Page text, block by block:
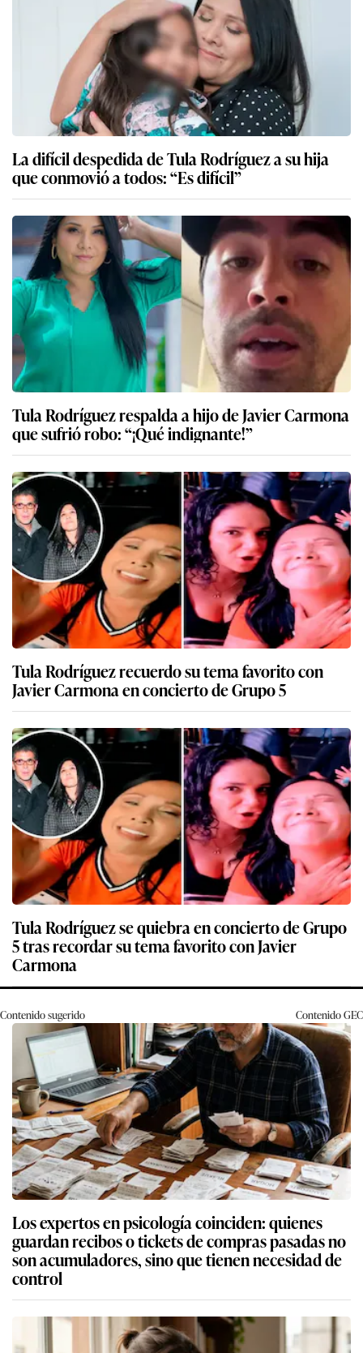
La difícil despedida de Tula Rodríguez a su hija
que conmovió a todos: “Es difícil”
Tula Rodríguez respalda a hijo de Javier Carmona
que sufrió robo: “¡Qué indignante!”
Tula Rodríguez recuerdo su tema favorito con
Javier Carmona en concierto de Grupo 5
Tula Rodríguez se quiebra en concierto de Grupo
5 tras recordar su tema favorito con Javier
Carmona
Contenido sugerido ContenidoGEC
Los expertos en psicología coinciden: quienes
guardan recibos o tickets de compras pasadas no
son acumuladores, sino que tienen necesidad de
control